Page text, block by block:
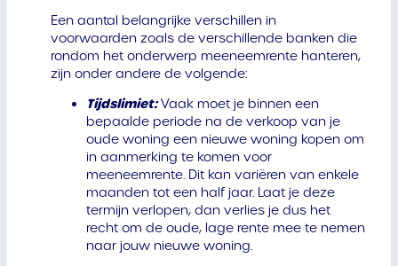
Een aantal belangrijke verschillen in
voorwaarden zoals de verschillende banken die
rondom het onderwerp meeneemrente hanteren,
zijn onder andere de volgende:
Tijdslimiet:Vaak moet je binnen een
bepaalde periode na de verkoop van je
oude woning een nieuwe woning kopen om
in aanmerking te komen voor
meeneemrente. Dit kan variëren van enkele
maanden tot een half jaar. Laat je deze
termijn verlopen, dan verlies je dus het
recht om de oude, lage rente mee te nemen
naar jouw nieuwe woning.